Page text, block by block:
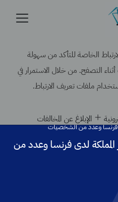
العربية السعودية
الإبلاغ عن المخالفات
فرنسا وعدد من الشخصيات
المملكة لدى فرنسا وعدد من
الخاصة للتأكد من سهولة
التصفح. من خلال الاستمرار في
ملفات تعريف الارتباط.